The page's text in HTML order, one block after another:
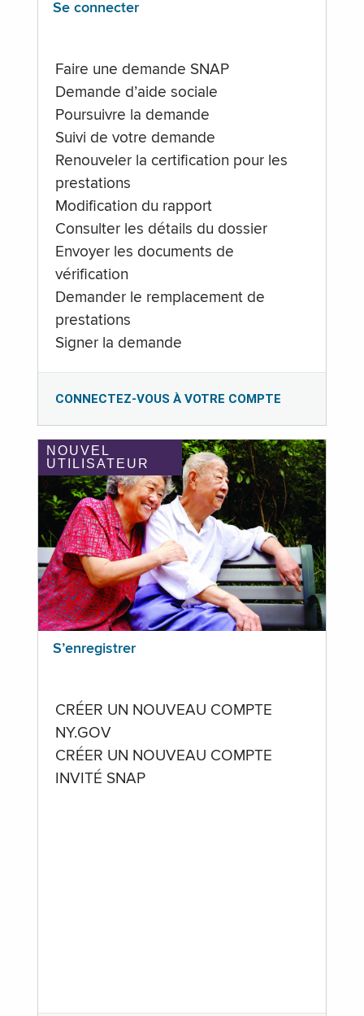
Se connecter
Faire une demande SNAP
Demande d’aide sociale
Poursuivre la demande
Suivi de votre demande
Renouveler la certification pour les
prestations
Modification du rapport
Consulter les détails du dossier
Envoyer les documents de
vérification
Demander le remplacement de
prestations
Signer la demande
CONNECTEZ-VOUS À VOTRE COMPTE
NOUVEL
UTILISATEUR
S’enregistrer
CRÉER UN NOUVEAU COMPTE
NY.GOV
CRÉER UN NOUVEAU COMPTE
INVITÉ SNAP